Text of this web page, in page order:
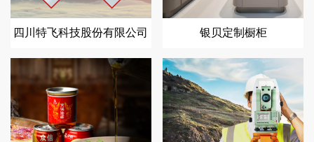
四川特飞科技股份有限公司 银贝定制橱柜